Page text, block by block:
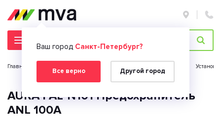
Ваш город Санкт-Петербург?
Все верно Другой город
Главная страница
AURA FAL-N101 Предохранитель
ANL 100A